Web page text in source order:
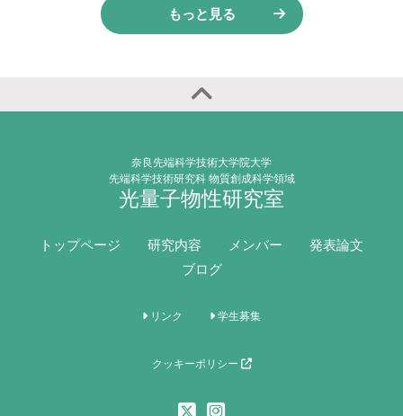
もっと見る
奈良先端科学技術大学院大学
先端科学技術研究科 物質創成科学領域
光量子物性研究室
トップページ 研究内容 メンバー
発表論文
ブログ
リンク 学生募集
クッキーポリシー